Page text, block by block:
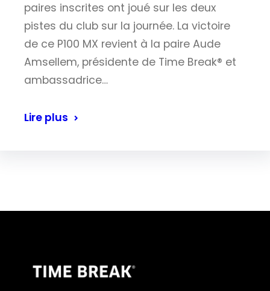
paires inscrites ont joué sur les deux
pistes du club sur la journée. La victoire
de ce P100 MX revient à la paire Aude
Amsellem, présidente de Time Break® et
ambassadrice…
Lire plus